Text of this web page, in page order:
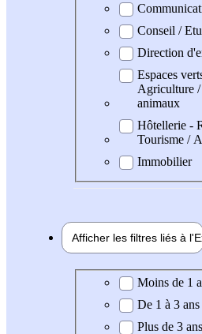
Conseil /
Direction
Espaces
Agriculture /
animaux
Hôtellerie -
Tourisme /
Immobilier
Afficher les filtres liés à l'
Expérience demandée
Moins de 1
De 1 à 3
Plus de 3 ans